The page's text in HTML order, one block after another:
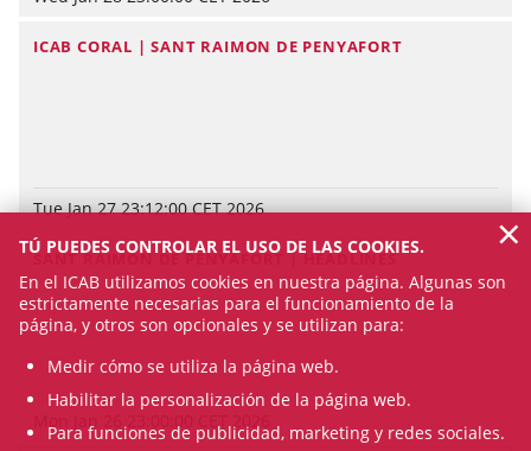
ICAB CORAL | SANT RAIMON DE PENYAFORT
Tue Jan 27 23:12:00 CET 2026
SANT RAIMON DE PENYAFORT | HEADLINES
Mon Jan 26 23:00:00 CET 2026
TÚ PUEDES CONTROLAR EL USO DE LAS COOKIES.
En el ICAB utilizamos cookies en nuestra página. Algunas son
estrictamente necesarias para el funcionamiento de la
página, y otros son opcionales y se utilizan para:
Medir cómo se utiliza la página web.
Habilitar la personalización de la página web.
Para funciones de publicidad, marketing y redes sociales.
×